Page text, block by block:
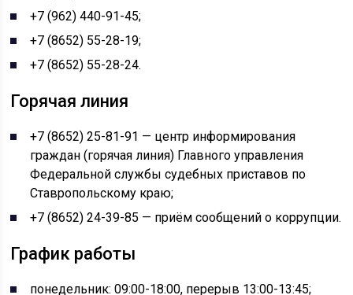
+7 (962) 440-91-45;
+7 (8652) 55-28-19;
+7 (8652) 55-28-24.
Горячая линия
+7 (8652) 25-81-91 — центр информирования
граждан (горячая линия) Главного управления
Федеральной службы судебных приставов по
Ставропольскому краю;
+7 (8652) 24-39-85 — приём сообщений о коррупции.
График работы
понедельник: 09:00-18:00, перерыв 13:00-13:45;